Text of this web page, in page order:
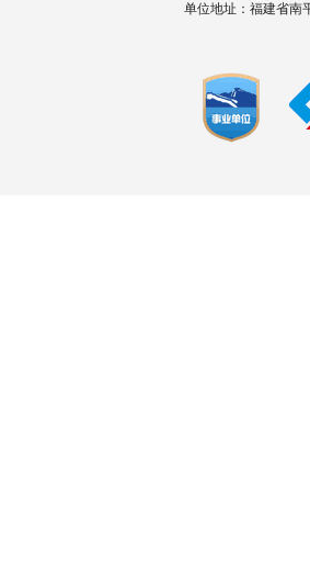
单位地址：福建省南